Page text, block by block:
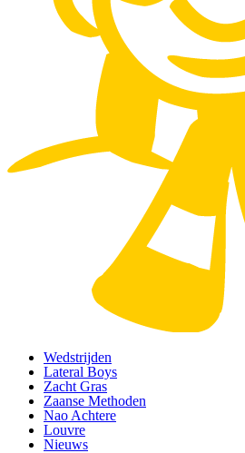
Wedstrijden
Lateral Boys
Zacht Gras
Zaanse Methoden
Nao Achtere
Louvre
Nieuws